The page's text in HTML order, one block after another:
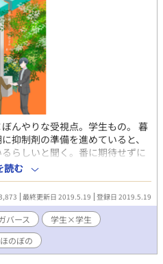
んやりな受視点。学生もの。 暮
抑制剤の準備を進めていると、
らしいと聞く。番に期待せずに
が、須賀に番がいることには若
てのあれこれがありますので苦
の文章をコピーして無断で使用
クターに置き換えた二次創作小
断りします。 無断使用を発見し
で、悪質な場合は法的措置をと
https://sakkkkkkkkk.lsv.jp/ 誤字
form/?
読む
最終更新日 2019.5.19 登録日 2019.5.19
バース
学生×学生
ほのぼの